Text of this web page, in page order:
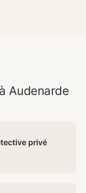
Audenarde
privé